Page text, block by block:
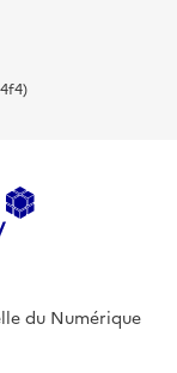
du Numérique